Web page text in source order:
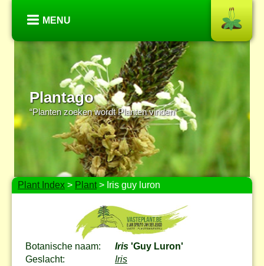
MENU
Plantago
“Planten zoeken wordt Planten vinden”
Plant Index > Plant> Iris guy luron
Botanische naam: Iris 'Guy Luron'
Geslacht:
Iris